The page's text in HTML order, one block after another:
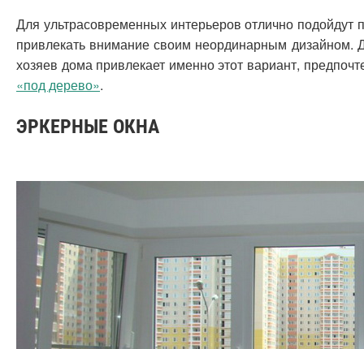
Для ультрасовременных интерьеров отлично подойдут
привлекать внимание своим неординарным дизайном.
хозяев дома привлекает именно этот вариант,
«под дерево».
ЭРКЕРНЫЕ ОКНА